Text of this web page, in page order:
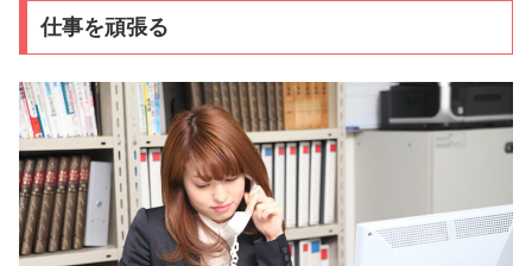
仕事を頑張る